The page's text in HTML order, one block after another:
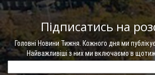
Підписатись на
Головні Новини Тижня. Кожного дня ми
Найважливіші з них ми включаємо в